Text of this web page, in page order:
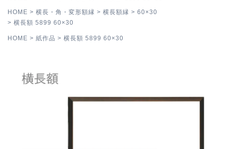
HOME 横長・角・変形額縁 横長額縁
60×30
横長額 5899 60×30
HOME 紙作品 横長額 5899 60×30